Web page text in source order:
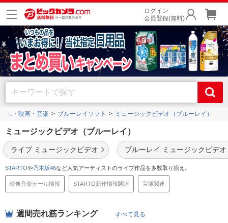
ログイン
会員登録(無料)
ム・映画・音楽 ブルーレイソフト ミュージックビデオ（ブルーレイ）
ミュージックビデオ（ブルーレイ）
ライブ ミュージックビデオ ブルーレイ ミュージックビデオ
STARTOや乃木坂46など人気アーティストのライブ作品を多数取り揃え。
映像音楽セール情報 STARTO新作情報関連 宝塚関連
週間売れ筋ランキング すべて見る